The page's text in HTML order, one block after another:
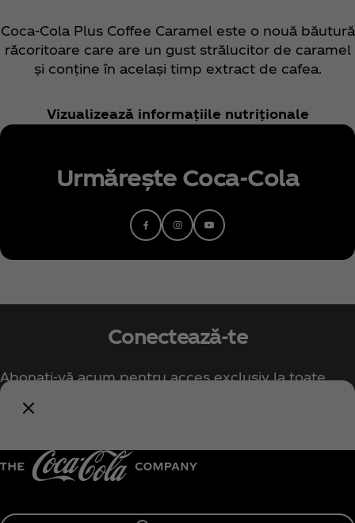
Coca‑Cola Plus Coffee Caramel este o nouă băutură
răcoritoare care are un gust strălucitor de caramel
și conține în același timp extract de cafea.
Vizualizează informațiile nutriționale
Urmărește Coca‑Cola
Conectează-te
Abonați-vă acum pentru acces exclusiv la toate
lucrurile Coca‑Cola!